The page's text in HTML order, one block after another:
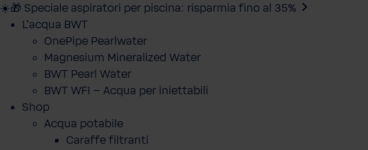
☀️🎁 Speciale aspiratori per piscina: risparmia fino al 35%
L'acqua BWT
OnePipe Pearlwater
Magnesium Mineralized Water
BWT Pearl Water
BWT WFI – Acqua per iniettabili
Shop
Acqua potabile
Caraffe filtranti